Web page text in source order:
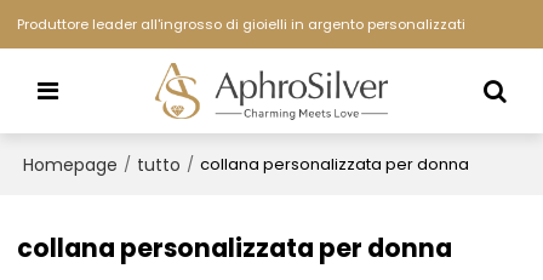
Produttore leader all'ingrosso di gioielli in argento personalizzati
Homepage / tutto / collana personalizzata per donna
collana personalizzata per donna